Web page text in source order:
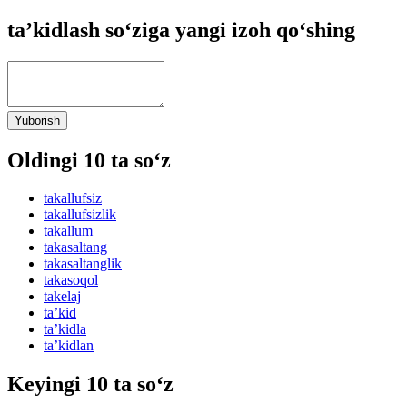
taʼkidlash so‘ziga yangi izoh qo‘shing
Yuborish
Oldingi 10 ta so‘z
takallufsiz
takallufsizlik
takallum
takasaltang
takasaltanglik
takasoqol
takelaj
taʼkid
taʼkidla
taʼkidlan
Keyingi 10 ta so‘z